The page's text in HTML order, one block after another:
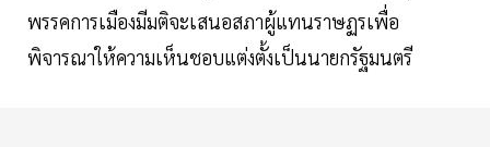
พรรคการเมืองมีมติจะเสนอสภาผู้แทนราษฏรเพื่อ
พิจารณาให้ความเห็นชอบแต่งตั้งเป็นนายกรัฐมนตรี